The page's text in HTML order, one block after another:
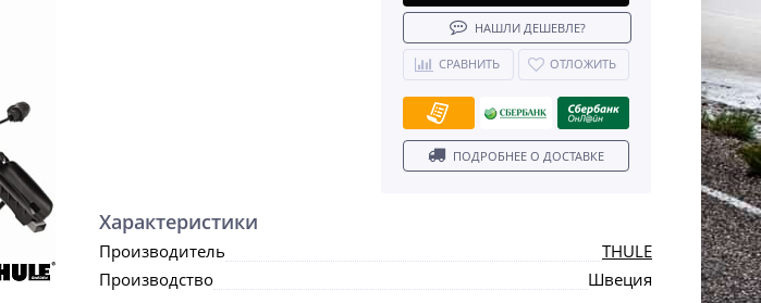
НАШЛИ ДЕШЕВЛЕ?
СРАВНИТЬ ОТЛОЖИТЬ
ПОДРОБНЕЕ О ДОСТАВКЕ
Характеристики
Производитель
THULE
Производство
Швеция